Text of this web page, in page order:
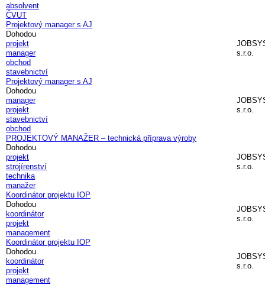
absolvent
ČVUT
Projektový manager s AJ
Dohodou
projekt
manager
obchod
stavebnictví
s.r.o.
Projektový manager s AJ
Dohodou
manager
projekt
stavebnictví
obchod
s.r.o.
PROJEKTOVÝ MANAŽER – technická příprava výroby
Dohodou
projekt
strojírenství
technika
manažer
s.r.o.
Koordinátor projektu IOP
Dohodou
koordinátor
projekt
management
s.r.o.
Koordinátor projektu IOP
Dohodou
koordinátor
projekt
management
s.r.o.